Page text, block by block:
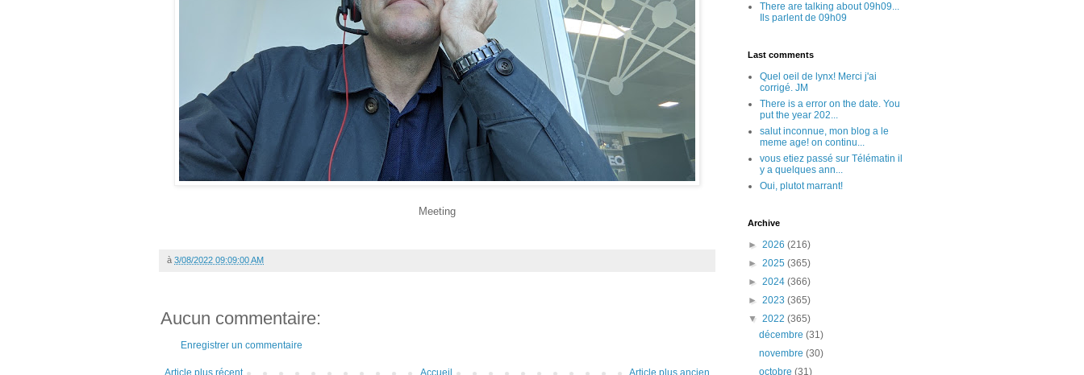
Meeting
à 3/08/2022 09:09:00 AM
Aucun commentaire:
Enregistrer un commentaire
Article plus récent Article plus ancien
Accueil
There are talking about 09h09...
Ils parlent de 09h09
Last comments
Quel oeil de lynx! Merci j'ai
corrigé. JM
There is a error on the date. You
put the year 202...
salut inconnue, mon blog a le
meme age! on continu...
vous etiez passé sur Télématin il
y a quelques ann...
Oui, plutot marrant!
Archive
► 2026 (216)
► 2025 (365)
► 2024 (366)
► 2023 (365)
▼ 2022 (365)
décembre(31)
novembre(30)
octobre(31)